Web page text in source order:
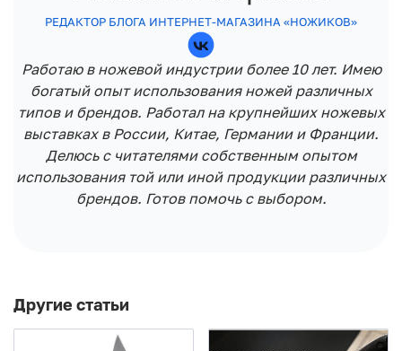
РЕДАКТОР БЛОГА ИНТЕРНЕТ-МАГАЗИНА «НОЖИКОВ»
Работаю в ножевой индустрии более 10 лет. Имею
богатый опыт использования ножей различных
типов и брендов. Работал на крупнейших ножевых
выставках в России, Китае, Германии и Франции.
Делюсь с читателями собственным опытом
использования той или иной продукции различных
брендов. Готов помочь с выбором.
Другие статьи